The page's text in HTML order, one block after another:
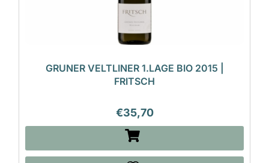
GRUNER VELTLINER 1.LAGE BIO 2015 |
FRITSCH
€35,70